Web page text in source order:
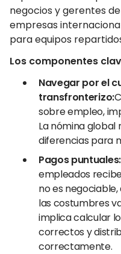
negocios y gerentes
empresas
para equipos
Los componentes
Navegar por el
transfronterizo:
sobre empleo,
La nómina global
diferencias para
Pagos puntuales:
empleados
no es
las costumbres
implica calcular
correctos y
correctamente.